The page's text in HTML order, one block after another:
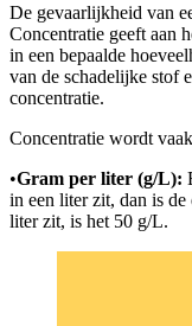
De gevaarlijkheid van
Concentratie geeft aan
in een bepaalde
van de schadelijke stof
concentratie.
Concentratie wordt
•Gram per liter (g/L):
in een liter zit, dan is
liter zit, is het 50 g/L.